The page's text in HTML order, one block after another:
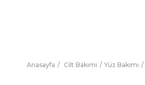
Anasayfa Cilt Bakımı Yüz Bakımı